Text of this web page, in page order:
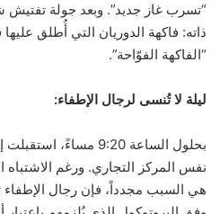
“تسرب غاز جديد”. وبعد جولة تفتيش
ذاته: فاكهة الدوريان التي أُطلق
“الفاكهة الفوّاحة”.
ليلة لا تُنسى لرجال الإطفاء:
بحلول الساعة 9:20
نفس المركز التجاري. ورغم الاشتباه
هي السبب مجدداً، فإن رجال الإطفاء